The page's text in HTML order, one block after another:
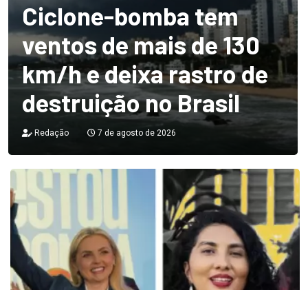
Ciclone-bomba tem
ventos de mais de 130
km/h e deixa rastro de
destruição no Brasil
Redação 7 de agosto de 2026